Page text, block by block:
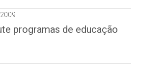
programas de educação